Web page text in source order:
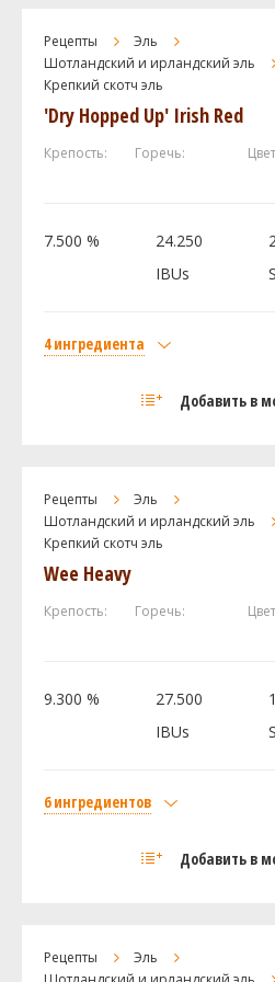
Перле (Perle)
Дрожжи
White Labs - California Ale Yeast
Рецепты
Эль
Шотландский и ирландский эль
Крепкий скотч эль
Добавить в
'Dry Hopped Up' Irish Red
Крепость: Горечь:
7.500 %
24.250
IBUs
4 ингредиента
Liquid Malt Extract - Extra Light
Перле (Perle)
Дрожжи
White Labs - California Ale Yeast
Рецепты
Эль
Шотландский и ирландский эль
Крепкий скотч эль
Добавить в
Wee Heavy
Крепость: Горечь:
9.300 %
27.500
IBUs
6 ингредиентов
ячмень)
Рецепты
Эль